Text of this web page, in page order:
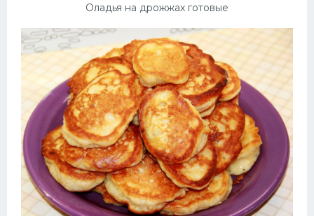
Оладья на дрожжах готовые